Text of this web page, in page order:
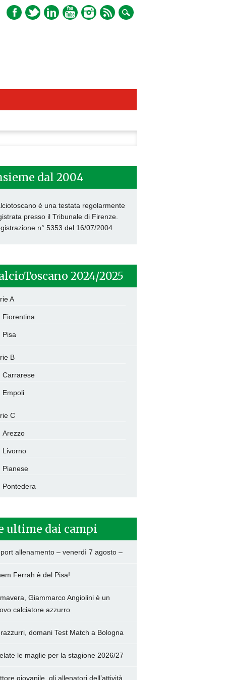
dal 2004
è una testata regolarmente
presso il Tribunale di Firenze.
n° 5353 del 16/07/2004
2024/2025
A
Fiorentina
Pisa
B
Carrarese
Empoli
C
Arezzo
Livorno
Pianese
Pontedera
ultime dai campi
allenamento – venerdì 7 agosto –
Ferrah è del Pisa!
Giammarco Angiolini è un
calciatore azzurro
domani Test Match a Bologna
le maglie per la stagione 2026/27
giovanile, gli allenatori dell’attività